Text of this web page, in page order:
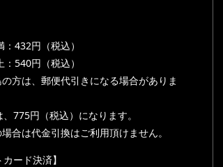
432円（税込）
540円（税込）
方は、郵便代引きになる場合がありま
775円（税込）になります。
合は代金引換はご利用頂けません。
カード決済】